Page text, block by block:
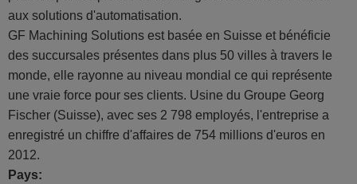
aux solutions d'automatisation.
GF Machining Solutions est basée en Suisse et bénéficie
des succursales présentes dans plus 50 villes à travers le
monde, elle rayonne au niveau mondial ce qui représente
une vraie force pour ses clients. Usine du Groupe Georg
Fischer (Suisse), avec ses 2 798 employés, l'entreprise a
enregistré un chiffre d'affaires de 754 millions d'euros en
2012.
Pays: